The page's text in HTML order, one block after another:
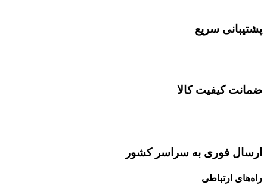
پشتیبانی سریع
ضمانت کیفیت کالا
ارسال فوری به سراسر کشور
راه‌های ارتباطی